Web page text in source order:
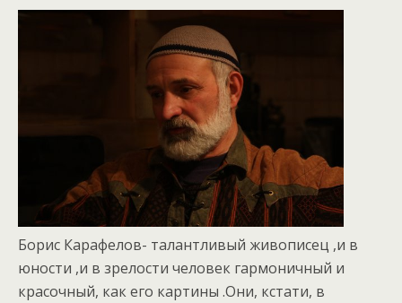
Борис Карафелов- талантливый живописец ,и в
юности ,и в зрелости человек гармоничный и
красочный, как его картины .Они, кстати, в